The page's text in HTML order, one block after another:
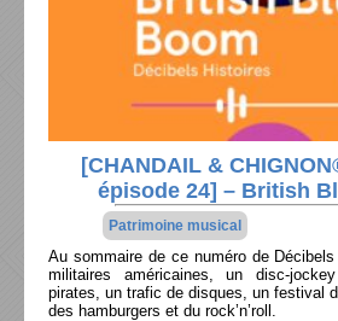
[CHANDAIL &
épisode 24] – British
Patrimoine musical
Au sommaire de ce numéro de
militaires américaines, un disc-
pirates, un trafic de disques, un festival
des hamburgers et du rock’n’roll.